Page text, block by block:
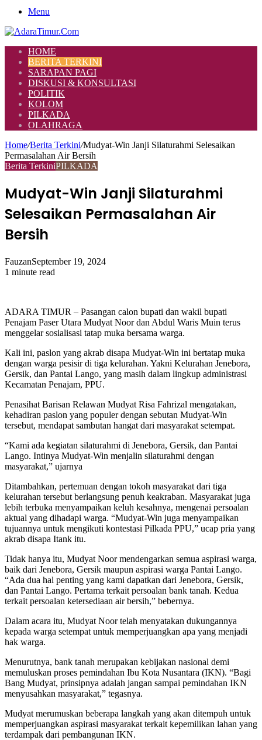
Menu
HOME
BERITA TERKINI
SARAPAN PAGI
DISKUSI & KONSULTASI
POLITIK
KOLOM
PILKADA
OLAHRAGA
Home/Berita Terkini/Mudyat-Win Janji Silaturahmi Selesaikan
Permasalahan Air Bersih
Berita TerkiniPILKADA
Mudyat-Win Janji Silaturahmi
Selesaikan Permasalahan Air
Bersih
FauzanSeptember 19, 2024
1 minute read
ADARA TIMUR – Pasangan calon bupati dan wakil bupati
Penajam Paser Utara Mudyat Noor dan Abdul Waris Muin terus
menggelar sosialisasi tatap muka bersama warga.
Kali ini, paslon yang akrab disapa Mudyat-Win ini bertatap muka
dengan warga pesisir di tiga kelurahan. Yakni Kelurahan Jenebora,
Gersik, dan Pantai Lango, yang masih dalam lingkup administrasi
Kecamatan Penajam, PPU.
Penasihat Barisan Relawan Mudyat Risa Fahrizal mengatakan,
kehadiran paslon yang populer dengan sebutan Mudyat-Win
tersebut, mendapat sambutan hangat dari masyarakat setempat.
“Kami ada kegiatan silaturahmi di Jenebora, Gersik, dan Pantai
Lango. Intinya Mudyat-Win menjalin silaturahmi dengan
masyarakat,” ujarnya
Ditambahkan, pertemuan dengan tokoh masyarakat dari tiga
kelurahan tersebut berlangsung penuh keakraban. Masyarakat juga
lebih terbuka menyampaikan keluh kesahnya, mengenai persoalan
aktual yang dihadapi warga. “Mudyat-Win juga menyampaikan
tujuannya untuk mengikuti kontestasi Pilkada PPU,” ucap pria yang
akrab disapa Itank itu.
Tidak hanya itu, Mudyat Noor mendengarkan semua aspirasi warga,
baik dari Jenebora, Gersik maupun aspirasi warga Pantai Lango.
“Ada dua hal penting yang kami dapatkan dari Jenebora, Gersik,
dan Pantai Lango. Pertama terkait persoalan bank tanah. Kedua
terkait persoalan ketersediaan air bersih,” bebernya.
Dalam acara itu, Mudyat Noor telah menyatakan dukungannya
kepada warga setempat untuk memperjuangkan apa yang menjadi
hak warga.
Menurutnya, bank tanah merupakan kebijakan nasional demi
memuluskan proses pemindahan Ibu Kota Nusantara (IKN). “Bagi
Bang Mudyat, prinsipnya adalah jangan sampai pemindahan IKN
menyusahkan masyarakat,” tegasnya.
Mudyat merumuskan beberapa langkah yang akan ditempuh untuk
memperjuangkan aspirasi masyarakat terkait kepemilikan lahan yang
terdampak dari pembangunan IKN.